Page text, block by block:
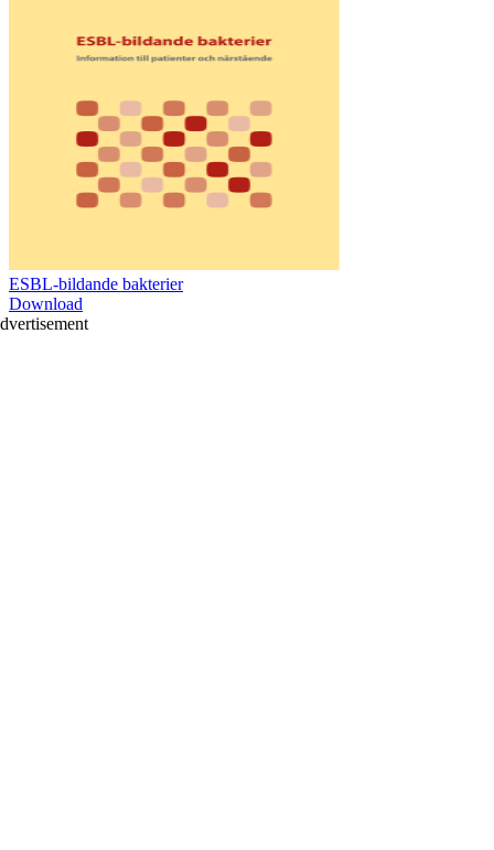
ESBL-bildande bakterier
Download